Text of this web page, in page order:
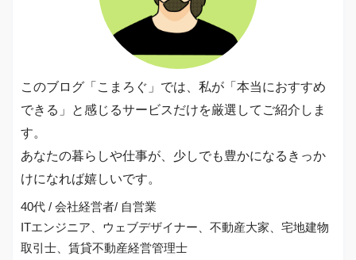
このブログ「こまろぐ」では、私が「本当におすすめ
できる」と感じるサービスだけを厳選してご紹介しま
す。
あなたの暮らしや仕事が、少しでも豊かになるきっか
けになれば嬉しいです。
40代 / 会社経営者/ 自営業
ITエンジニア、ウェブデザイナー、不動産大家、宅地建物
取引士、賃貸不動産経営管理士